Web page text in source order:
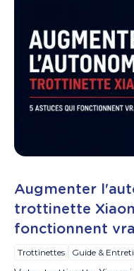
Augmenter
trottinette
fonctionnent
Trottinettes Guide &